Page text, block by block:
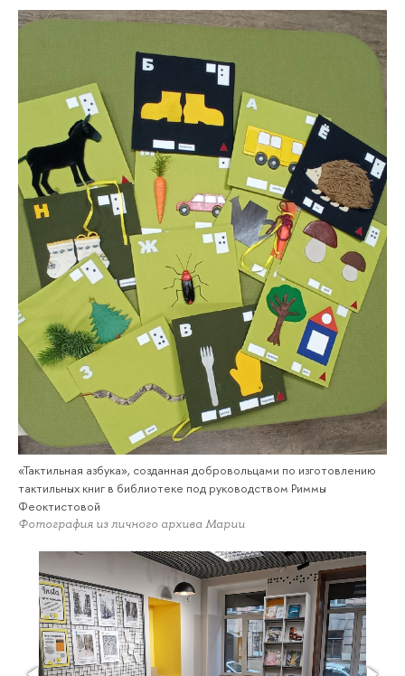
«Тактильная азбука», созданная добровольцами по изготовлению
тактильных книг в библиотеке под руководством Риммы
Феоктистовой
Фотография из личного архива Марии